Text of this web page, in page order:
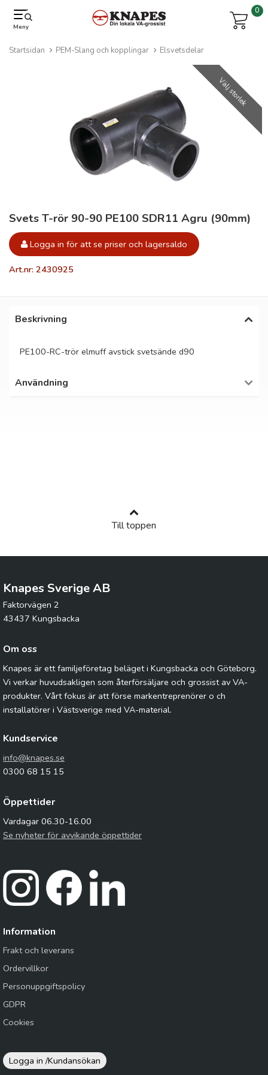
Meny
0
Startsidan PEM-Slang och kopplingar Elsvetsdelar
Välj storlek
Svets T-rör 90-90 PE100 SDR11 Agru (90mm)
Logga in för att se priser och lagersaldo
Art.nr: 2430925
Beskrivning
PE100-RC-trör elmuff avstick svetsände d90
Användning
Till toppen
Knapes Sverige AB
Faktorvägen 2
43437 Kungsbacka
Om oss
Knapes är ett familjeföretag beläget i Kungsbacka och Göteborg.
Vi verkar huvudsakligen som återförsäljare och grossist av VA-
produkter. Vårt fokus är att förse markentreprenörer o ch
installatörer i Västsverige med VA-material.
Kundservice
info@knapes.se
0300 68 15 15
Öppettider
Vardagar 06.30-16.00
Se nyheter för avvikande öppettider
Information
Frakt och leverans
Ordervillkor
Personuppgiftspolicy
GDPR
Cookies
Logga in /Kundansökan